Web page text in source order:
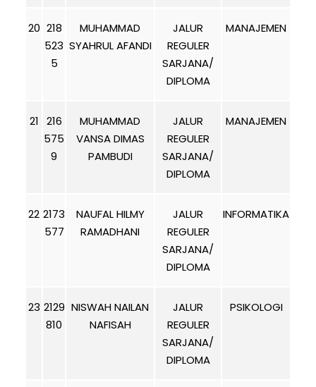
20 218
523
5
MUHAMMAD
SYAHRUL AFANDI
JALUR
REGULER
SARJANA/
DIPLOMA
MANAJEMEN
21 216
575
9
MUHAMMAD
VANSA DIMAS
PAMBUDI
JALUR
REGULER
SARJANA/
DIPLOMA
MANAJEMEN
22 2173
577
NAUFAL HILMY
RAMADHANI
JALUR
REGULER
SARJANA/
DIPLOMA
INFORMATIKA
23 2129
810
NISWAH NAILAN
NAFISAH
JALUR
REGULER
SARJANA/
DIPLOMA
PSIKOLOGI